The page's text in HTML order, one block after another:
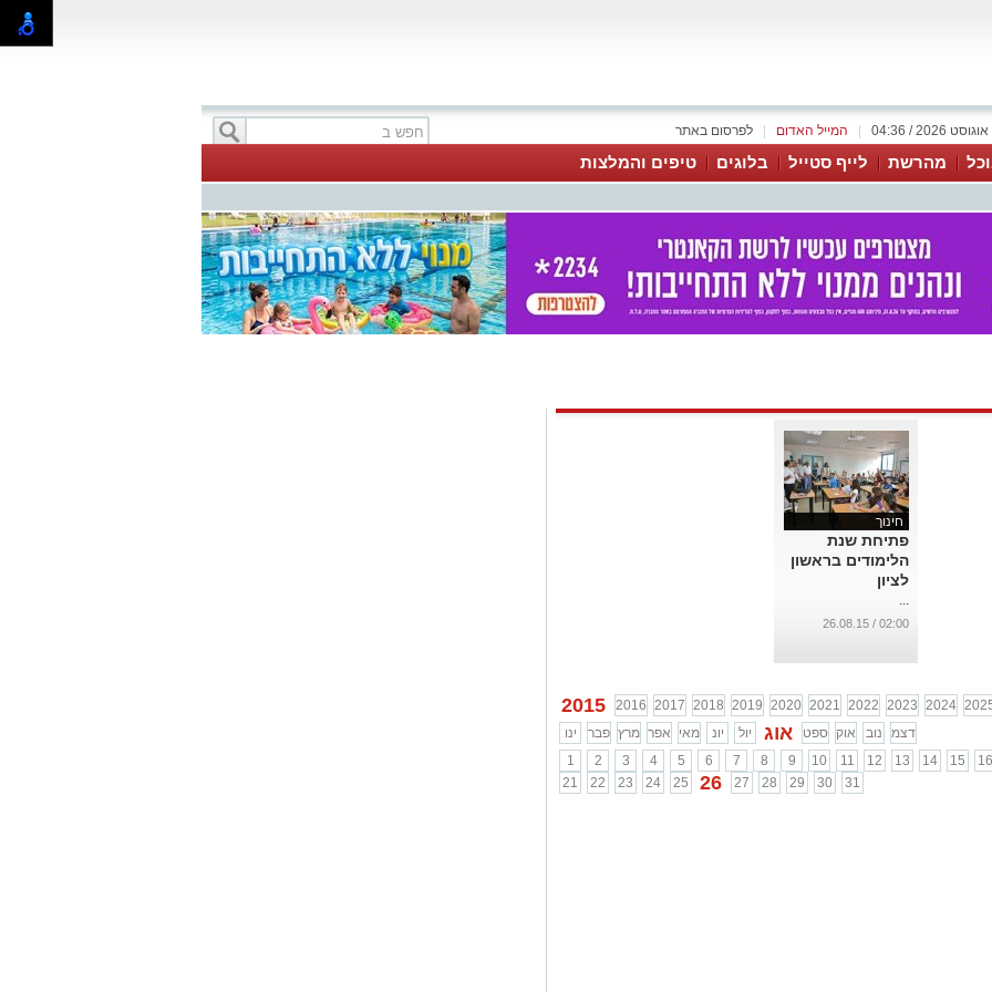
לפרסום באתר המייל האדום
מהרשת לייף סטייל בלוגים טיפים והמלצות
חינוך
פתיחת שנת
הלימודים בראשון
לציון
...
02:00 / 26.08.15
2015 2016 2017 2018 2019 2020 2021 2022 2023 2024
ינו
פבר מרץ אפר מאי יונ יול אוג ספט אוק נוב
דצמ
1
2 3 4 5 6 7 8 9 10 11 12 13 14 15
16
21
22 23 24 25 26 27 28 29 30 31